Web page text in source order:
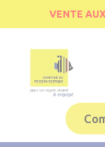
VENTE